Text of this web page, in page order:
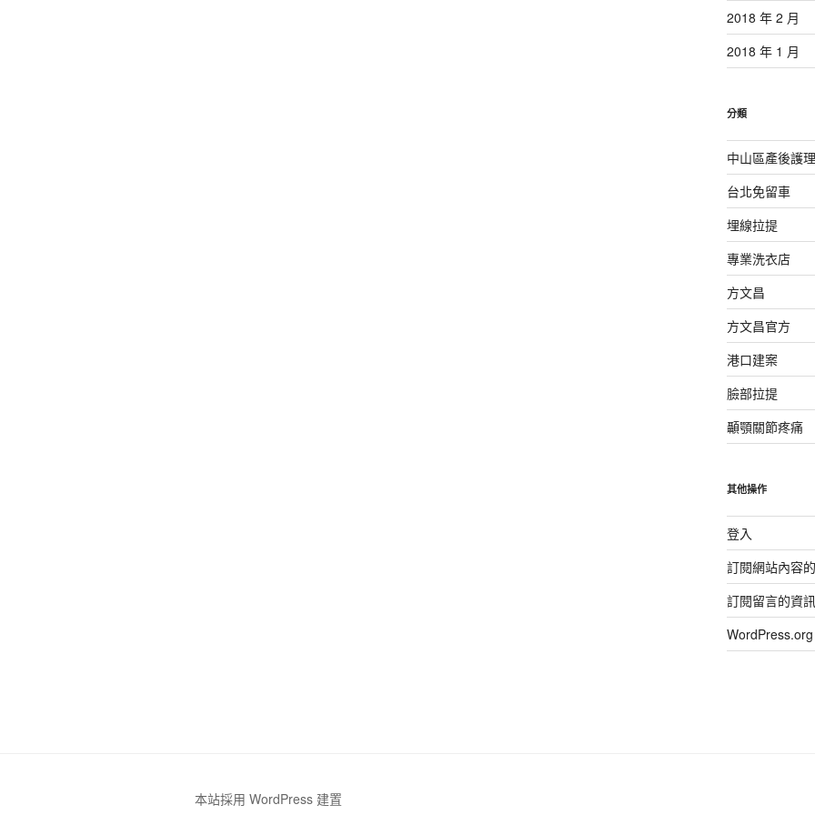
2018 年 2 月
2018 年 1 月
分類
中山區產後護
台北免留車
埋線拉提
專業洗衣店
方文昌
方文昌官方
港口建案
臉部拉提
顳顎關節疼痛
其他操作
登入
訂閱網站內容
訂閱留言的資
本站採用 WordPress 建置